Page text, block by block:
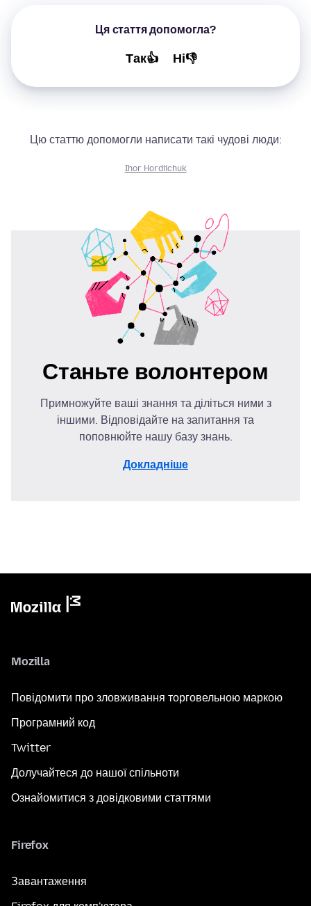
Ця стаття допомогла?
Так👍 Ні👎
Цю статтю допомогли написати такі чудові люди:
Ihor Hordiichuk
Станьте волонтером
Примножуйте ваші знання та діліться ними з
іншими. Відповідайте на запитання та
поповнюйте нашу базу знань.
Докладніше
Mozilla
Повідомити про зловживання торговельною маркою
Програмний код
Twitter
Долучайтеся до нашої спільноти
Ознайомитися з довідковими статтями
Firefox
Завантаження